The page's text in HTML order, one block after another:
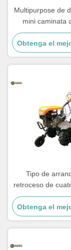
Multipurpose de
mini caminata
detrás de
Obtenga el
Tipo de
retroceso de
Tractor
ruedas con
100
Obtenga el